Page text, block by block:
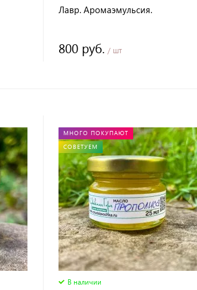
Лавр. Аромаэмульсия.
800 руб. / шт
МНОГО ПОКУПАЮТ
СОВЕТУЕМ
В наличии